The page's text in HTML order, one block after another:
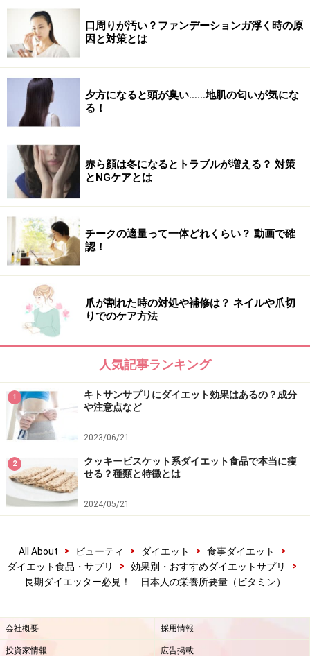
口周りが汚い？ファンデーションガ浮く時の原
因と対策とは
夕方になると頭が臭い……地肌の匂いが気にな
る！
赤ら顔は冬になるとトラブルが増える？ 対策
とNGケアとは
チークの適量って一体どれくらい？ 動画で確
認！
爪が割れた時の対処や補修は？ ネイルや爪切
りでのケア方法
人気記事ランキング
1
キトサンサプリにダイエット効果はあるの？成分
や注意点など
2023/06/21
2
クッキービスケット系ダイエット食品で本当に痩
せる？種類と特徴とは
2024/05/21
All About > ビューティ > ダイエット > 食事ダイエット
>
ダイエット食品・サプリ
> 効果別・おすすめダイエットサプリ
>
長期ダイエッター必見！ 日本人の栄養所要量（ビタミン）
会社概要 採用情報
投資家情報 広告掲載